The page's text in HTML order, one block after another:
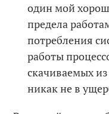
один мой
предела
потребления
работы
скачиваемых
никак не в